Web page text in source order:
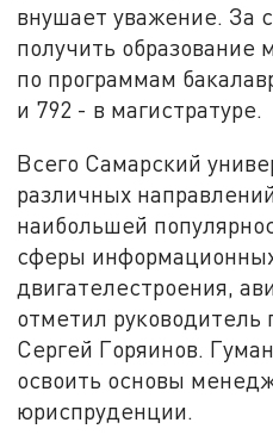
внушает уважение. За
получить образование
по программам
и 792 - в магистратуре.
Всего Самарский
различных
наибольшей
сферы
двигателестроения,
отметил
Сергей Горяинов.
освоить основы
юриспруденции.